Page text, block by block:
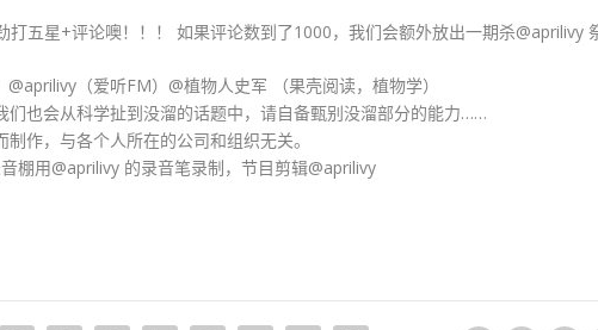
五星+评论噢！！！ 如果评论数到了1000，我们会额外放出一期杀@aprilivy
（爱听FM）@植物人史军 （果壳阅读，植物学）
们也会从科学扯到没溜的话题中，请自备甄别没溜部分的能力……
作，与各个人所在的公司和组织无关。
棚用@aprilivy 的录音笔录制，节目剪辑@aprilivy